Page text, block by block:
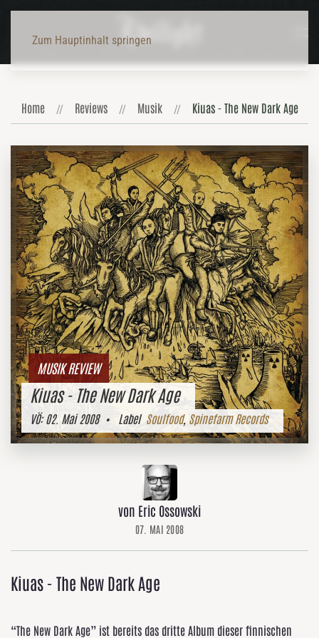
Zum Hauptinhalt springen
Home Reviews Musik Kiuas - The New Dark Age
MUSIK REVIEW
Kiuas - The New Dark Age
VÖ:02. Mai 2008• Label Soulfood, Spinefarm Records
von Eric Ossowski
07. MAI 2008
Kiuas - The New Dark Age
“The New Dark Age” ist bereits das dritte Album dieser finnischen